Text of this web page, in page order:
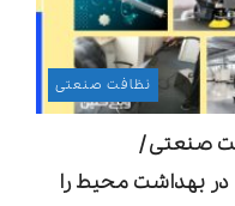
نظافت صنعتی
صنعتی /
در بهداشت محیط را